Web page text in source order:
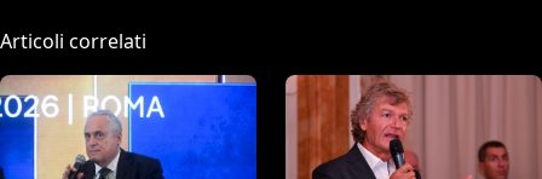
Articoli correlati